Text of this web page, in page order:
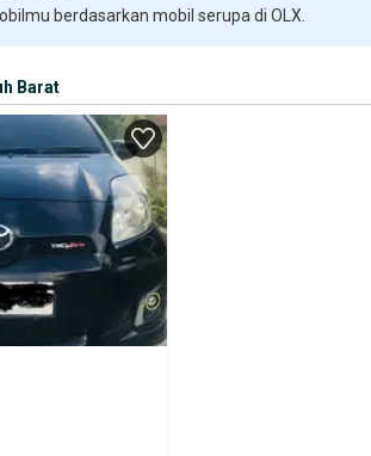
berdasarkan mobil serupa di OLX.
Barat